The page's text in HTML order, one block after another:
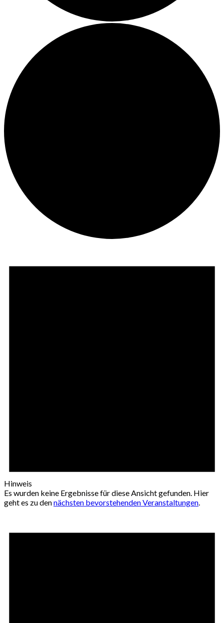
Hinweis
Es wurden keine Ergebnisse für diese Ansicht gefunden. Hier
geht es zu dennächsten bevorstehenden Veranstaltungen.